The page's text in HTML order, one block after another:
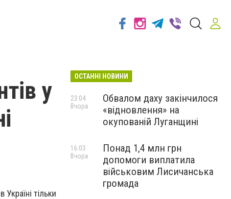
у
тільки
ОСТАННІ НОВИНИ
Обвалом даху закінчилося
«відновлення» на
окупованій Луганщині
23:04
Вчора
Понад 1,4 млн грн
допомоги виплатила
військовим Лисичанська
громада
16:03
Вчора